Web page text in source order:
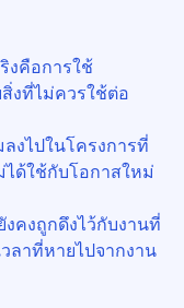
งคือการใช้
งที่ไม่ควรใช้ต่อ
งไปในโครงการที่
ด้ใช้กับโอกาสใหม่
คงถูกดึงไว้กับงานที่
ลาที่หายไปจากงาน